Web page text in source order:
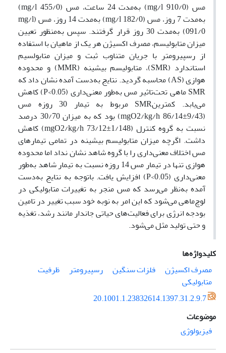
مس (mg/l 910/0) به‌مدت 24 ساعت، مس (mg/l 455/0)
به‌مدت 7 روز، مس (mg/l 182/0) به‌مدت 14 روز، مس (mg/l
091/0) به‌مدت 30 روز قرار گرفتند. سپس به‌منظور تعیین
میزان متابولیسم، مصرف اکسیژن هر یک از ماهیان با استفاده
از رسپیرومتر با جریان متناوب ثبت و میزان متابولسیم
استاندارد (SMR)، متابولیسم بیشینه (MMR) و محدوده
هوازی (AS) محاسبه گردید. نتایج به‌دست آمده نشان داد که
SMR ماهی تحت‌تاثیر مس به‌طور معنی‌داری (P<0.05) کاهش
می‌یابد. کمترینSMR مربوط به تیمار 30 روزه مس
(mgO2/kg/h 86/14±9/43) بود که به میزان 30/70 درصد
نسبت به گروه کنترل (mgO2/kg/h 73/12±1/148) کاهش
داشت. اگرچه میزان متابولیسم بیشینه در تمامی تیمارهای
مس اختلاف معنی‌داری را با گروه شاهد نشان نداد اما محدوده
هوازی تنها در تیمار مس 14 روزه نسبت به تیمار شاهد به‌طور
معنی‌داری (P<0.05) افزایش یافت. باتوجه به نتایج به‌دست
آمده به‌نظر می‌رسد که مس منجر به تغییرات متابولیکی در
لوچ‌ماهی می‌شود که این امر به نوبه خود سبب تغییر در تامین
بودجه انرژی برای فعالیت‌های حیاتی جاندار مانند رشد، تغذیه
و حتی تولید مثل می‌شود.
کلیدواژه‌ها
مصرف اکسیژن
فلزات سنگین رسپیرومتر
ظرفیت
متابولیکی
20.1001.1.23832614.1397.31.2.9.7
موضوعات
فیزیولوژی